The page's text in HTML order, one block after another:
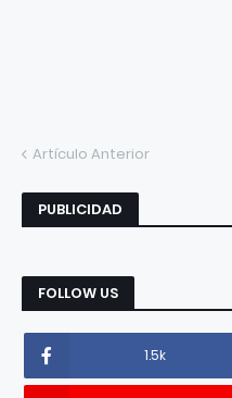
Artículo Anterior
PUBLICIDAD
FOLLOW US
1.5k